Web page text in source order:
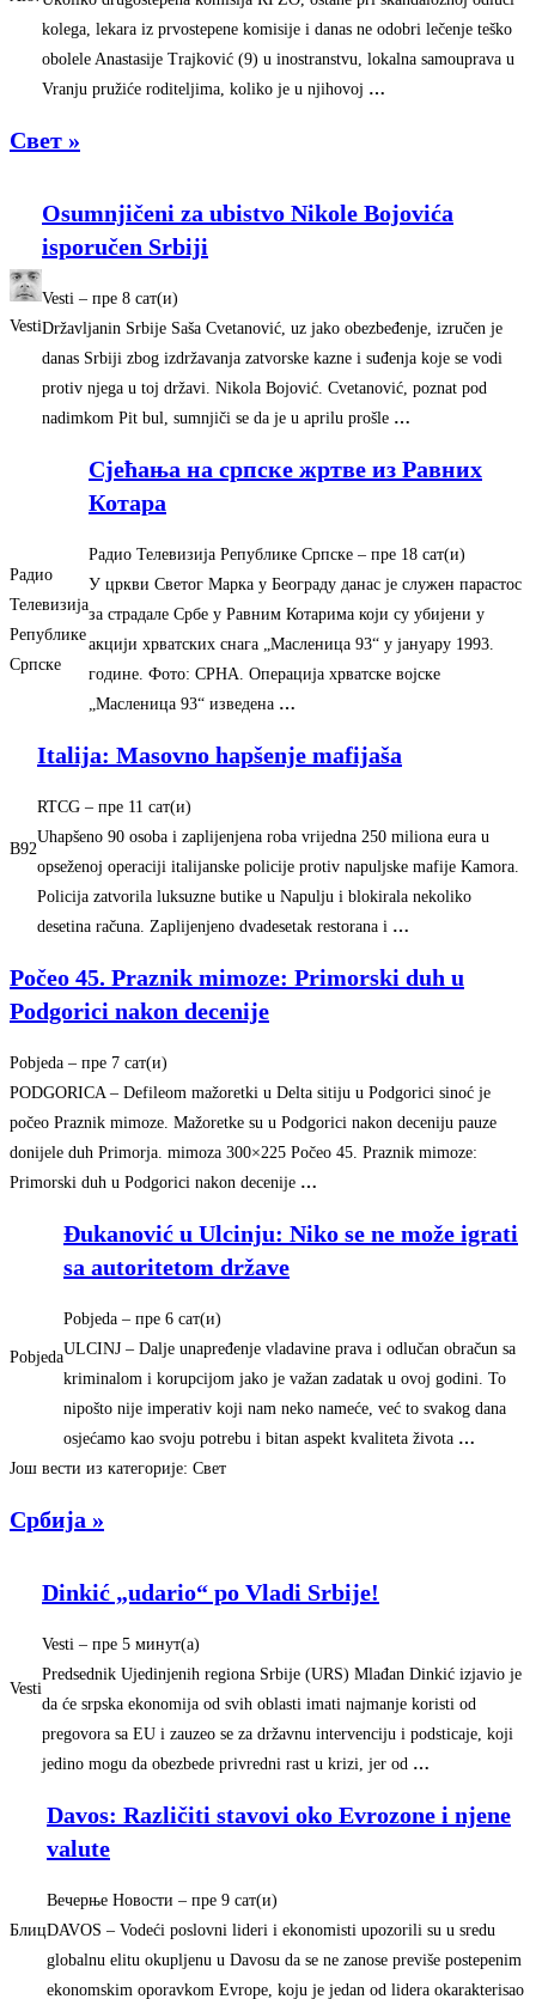
kolega, lekara iz prvostepene komisije i danas ne odobri lečenje teško
obolele Anastasije Trajković (9) u inostranstvu, lokalna samouprava u
Vranju pružiće roditeljima, koliko je u njihovoj …
Свет »
Vesti
Osumnjičeni za ubistvo Nikole Bojovića
isporučen Srbiji
Vesti – ‎пре 8 сат(и)‎
Državljanin Srbije Saša Cvetanović, uz jako obezbeđenje, izručen je
danas Srbiji zbog izdržavanja zatvorske kazne i suđenja koje se vodi
protiv njega u toj državi. Nikola Bojović. Cvetanović, poznat pod
nadimkom Pit bul, sumnjiči se da je u aprilu prošle …
Радио
Телевизија
Републике
Српске
Сјећања на српске жртве из Равних
Котара
Радио Телевизија Републике Српске – ‎пре 18 сат(и)‎
У цркви Светог Марка у Београду данас је служен парастос
за страдале Србе у Равним Котарима који су убијени у
акцији хрватских снага „Масленица 93“ у јануару 1993.
године. Фото: СРНА. Операција хрватске војске
„Масленица 93“ изведена …
B92
Italija: Masovno hapšenje mafijaša
RTCG – ‎пре 11 сат(и)‎
Uhapšeno 90 osoba i zaplijenjena roba vrijedna 250 miliona eura u
opseženoj operaciji italijanske policije protiv napuljske mafije Kamora.
Policija zatvorila luksuzne butike u Napulju i blokirala nekoliko
desetina računa. Zaplijenjeno dvadesetak restorana i …
Počeo 45. Praznik mimoze: Primorski duh u
Podgorici nakon decenije
Pobjeda – ‎пре 7 сат(и)‎
PODGORICA – Defileom mažoretki u Delta sitiju u Podgorici sinoć je
počeo Praznik mimoze. Mažoretke su u Podgorici nakon deceniju pauze
donijele duh Primorja. mimoza 300×225 Počeo 45. Praznik mimoze:
Primorski duh u Podgorici nakon decenije …
Pobjeda
Đukanović u Ulcinju: Niko se ne može igrati
sa autoritetom države
Pobjeda – ‎пре 6 сат(и)‎
ULCINJ – Dalje unapređenje vladavine prava i odlučan obračun sa
kriminalom i korupcijom jako je važan zadatak u ovoj godini. To
nipošto nije imperativ koji nam neko nameće, već to svakog dana
osjećamo kao svoju potrebu i bitan aspekt kvaliteta života …
Још вести из категорије: Свет
Србија »
Vesti
Dinkić „udario“ po Vladi Srbije!
Vesti – ‎пре 5 минут(а)‎
Predsednik Ujedinjenih regiona Srbije (URS) Mlađan Dinkić izjavio je
da će srpska ekonomija od svih oblasti imati najmanje koristi od
pregovora sa EU i zauzeo se za državnu intervenciju i podsticaje, koji
jedino mogu da obezbede privredni rast u krizi, jer od …
Блиц
Davos: Različiti stavovi oko Evrozone i njene
valute
Вечерње Новости – ‎пре 9 сат(и)‎
DAVOS – Vodeći poslovni lideri i ekonomisti upozorili su u sredu
globalnu elitu okupljenu u Davosu da se ne zanose previše postepenim
ekonomskim oporavkom Evrope, koju je jedan od lidera okarakterisao